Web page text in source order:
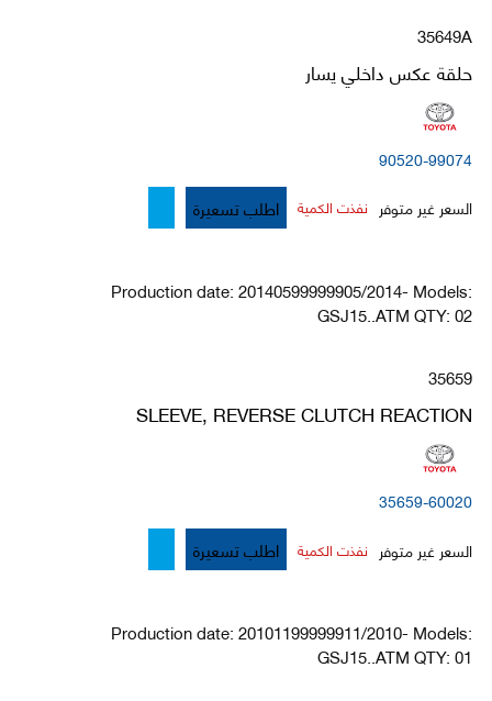
35649A
حلقة عكس داخلي يسار
90520-99074
السعر غير متوفر نفذت الكمية اطلب تسعيرة
Production date: 20140599999905/2014- Models:
GSJ15..ATM QTY: 02
35659
SLEEVE, REVERSE CLUTCH REACTION
35659-60020
السعر غير متوفر نفذت الكمية اطلب تسعيرة
Production date: 20101199999911/2010- Models:
GSJ15..ATM QTY: 01